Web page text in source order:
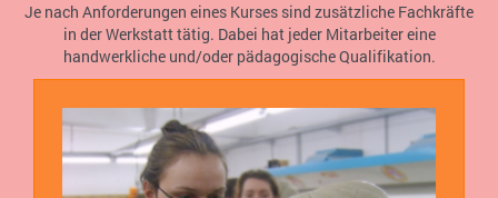
Je nach Anforderungen eines Kurses sind zusätzliche Fachkräfte
in der Werkstatt tätig. Dabei hat jeder Mitarbeiter eine
handwerkliche und/oder pädagogische Qualifikation.